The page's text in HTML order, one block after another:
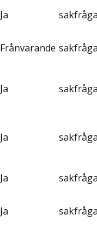
Ja
Frånvarande
Ja
Ja
Ja
Ja